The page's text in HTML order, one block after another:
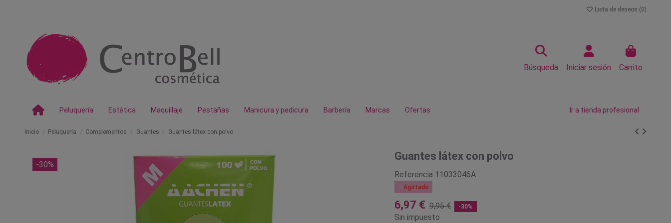
Lista de deseos (0)
Búsqueda Iniciar sesión Carrito
Peluquería Estética Maquillaje Pestañas Manicura y pedicura Barbería Marcas Ofertas Ir a tienda profesional
Inicio Peluquería Complementos Guantes Guantes látex con polvo
-30%
Guantes látex con polvo
Referencia 11033046A
Agotado
6,97 € 9,95 € -30%
Sin impuesto